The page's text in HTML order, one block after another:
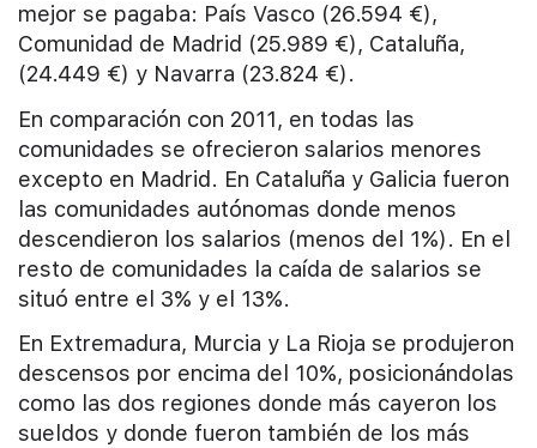
mejor se pagaba: País Vasco (26.594 €),
Comunidad de Madrid (25.989 €), Cataluña,
(24.449 €) y Navarra (23.824 €).
En comparación con 2011, en todas las
comunidades se ofrecieron salarios menores
excepto en Madrid. En Cataluña y Galicia fueron
las comunidades autónomas donde menos
descendieron los salarios (menos del 1%). En el
resto de comunidades la caída de salarios se
situó entre el 3% y el 13%.
En Extremadura, Murcia y La Rioja se produjeron
descensos por encima del 10%, posicionándolas
como las dos regiones donde más cayeron los
sueldos y donde fueron también de los más